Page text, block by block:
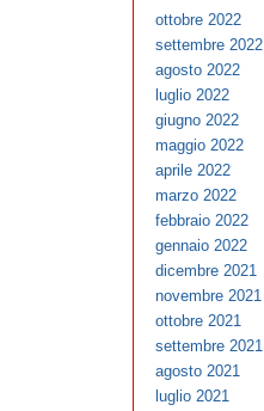
ottobre 2022
settembre 2022
agosto 2022
luglio 2022
giugno 2022
maggio 2022
aprile 2022
marzo 2022
febbraio 2022
gennaio 2022
dicembre 2021
novembre 2021
ottobre 2021
settembre 2021
agosto 2021
luglio 2021